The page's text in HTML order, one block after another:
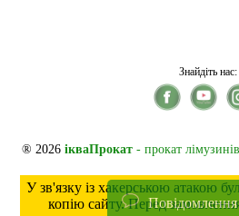
Знайдіть нас:
® 2026 ікваПрокат- прокат
У зв'язку із хакерською атакою
копію сайту. ПередПовідомлення